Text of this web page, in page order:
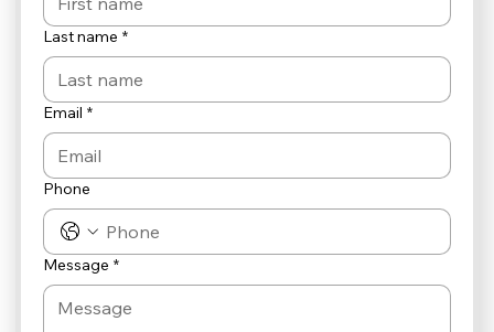
Last name *
Email *
Phone
Message *